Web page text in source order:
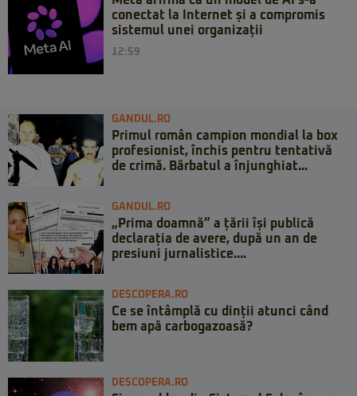
conectat la Internet și a compromis
sistemul unei organizații
12:59
GANDUL.RO
Primul român campion mondial la box
profesionist, închis pentru tentativă
de crimă. Bărbatul a înjunghiat...
GANDUL.RO
„Prima doamnă” a țării își publică
declarația de avere, după un an de
presiuni jurnalistice....
DESCOPERA.RO
Ce se întâmplă cu dinții atunci când
bem apă carbogazoasă?
DESCOPERA.RO